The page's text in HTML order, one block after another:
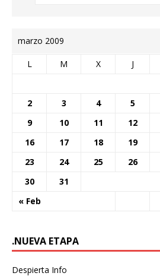
marzo 2009
L M X J
« Feb
2
3 4 5
9
10 11 12
16
17 18 19
23
24 25 26
30
31
.NUEVA ETAPA
Despierta Info